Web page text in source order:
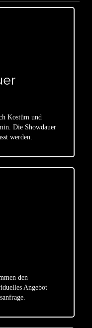
Kostüm und
Die Showdauer
werden.
den
Angebot